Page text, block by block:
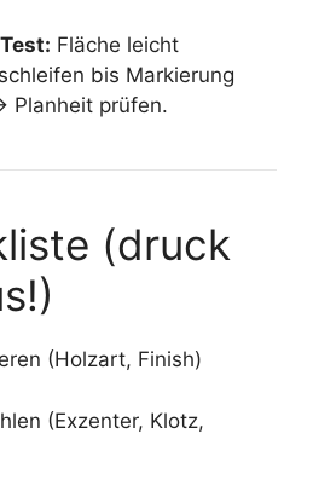
Fläche leicht
bis Markierung
Planheit prüfen.
(druck
(Holzart, Finish)
(Exzenter, Klotz,